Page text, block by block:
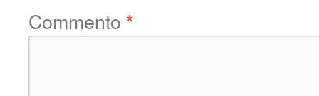
Commento *